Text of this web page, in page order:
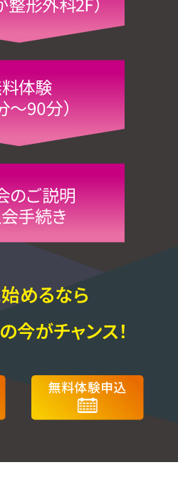
めるなら
今がチャンス！